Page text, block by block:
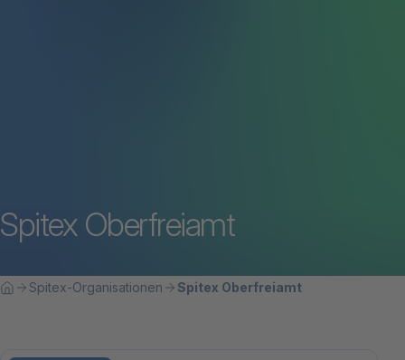
Spitex Oberfreiamt
Breadcrumbnavigation
Sie befinden sich hier:
HomeSpitex-Organisationen Spitex Oberfreiamt